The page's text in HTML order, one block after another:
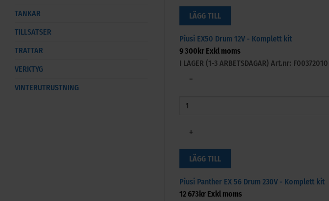
TANKAR
TILLSATSER
TRATTAR
VERKTYG
VINTERUTRUSTNING
LÄGG TILL
Piusi EX50 Drum 12V - Komplett kit
9 300kr Exkl moms
I LAGER (1-3 ARBETSDAGAR) Art.nr: F00372010
−
+
LÄGG TILL
Piusi Panther EX 56 Drum 230V - Komplett kit
12 673kr Exkl moms